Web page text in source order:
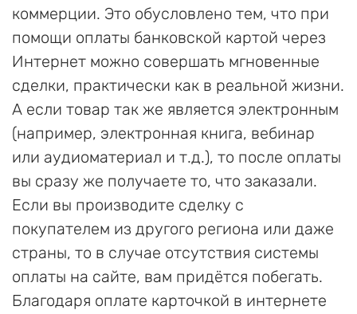
коммерции. Это обусловлено тем, что при
помощи оплаты банковской картой через
Интернет можно совершать мгновенные
сделки, практически как в реальной жизни.
А если товар так же является электронным
(например, электронная книга, вебинар
или аудиоматериал и т.д.), то после оплаты
вы сразу же получаете то, что заказали.
Если вы производите сделку с
покупателем из другого региона или даже
страны, то в случае отсутствия системы
оплаты на сайте, вам придётся побегать.
Благодаря оплате карточкой в интернете